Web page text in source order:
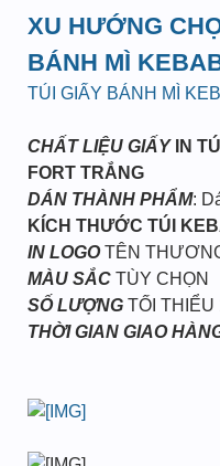
XU HƯỚNG
BÁNH MÌ
TÚI GIẤY BÁNH MÌ
CHẤT LIỆU GIẤYIN
FORT TRẮNG
DÁN THÀNH PHẨM:
KÍCH THƯỚC TÚI
IN LOGOTÊN
MÀU SẮC TÙY CHỌN
SỐ LƯỢNG TỐI THIỂU
THỜI GIAN GIAO